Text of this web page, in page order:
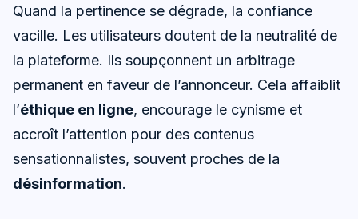
Quand la pertinence se dégrade, la confiance
vacille. Les utilisateurs doutent de la neutralité de
la plateforme. Ils soupçonnent un arbitrage
permanent en faveur de l’annonceur. Cela affaiblit
l’éthique en ligne, encourage le cynisme et
accroît l’attention pour des contenus
sensationnalistes, souvent proches de la
désinformation.